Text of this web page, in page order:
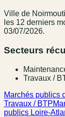
Ville de
les 12 derniers
03/07/2026.
Secteurs
Travaux /
Marchés publics
Travaux / BTP
publics Loire-